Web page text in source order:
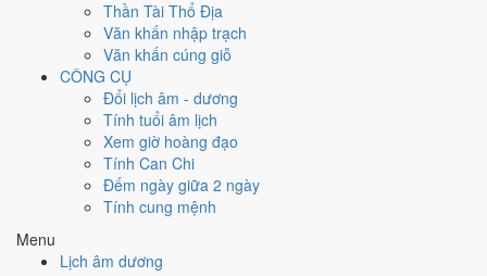
Thần Tài Thổ Địa
Văn khấn nhập trạch
Văn khấn cúng giỗ
CÔNG CỤ
Đổi lịch âm - dương
Tính tuổi âm lịch
Xem giờ hoàng đạo
Tính Can Chi
Đếm ngày giữa 2 ngày
Tính cung mệnh
Menu
Lịch âm dương
Cách tính ngày tốt
Khai trương - mở cửa hàng
Tốt
Khai trương - mở cửa hàng hôm nay ở
Ngày Hoàng Đạo.
Cách tính ngày tốt
Ký hợp đồng - giao ước
Tốt
Ký hợp đồng - giao ước hôm nay ở
Ngày Hoàng Đạo.
Cách tính ngày tốt
🏗️
Động thổ - khởi công